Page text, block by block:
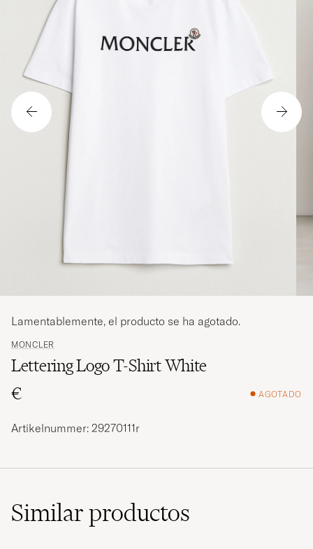
MONCLER
Lettering Logo T-Shirt White
€
AGOTADO
Lamentablemente, el producto se ha agotado.
Artikelnummer: 29270111r
Similarproductos